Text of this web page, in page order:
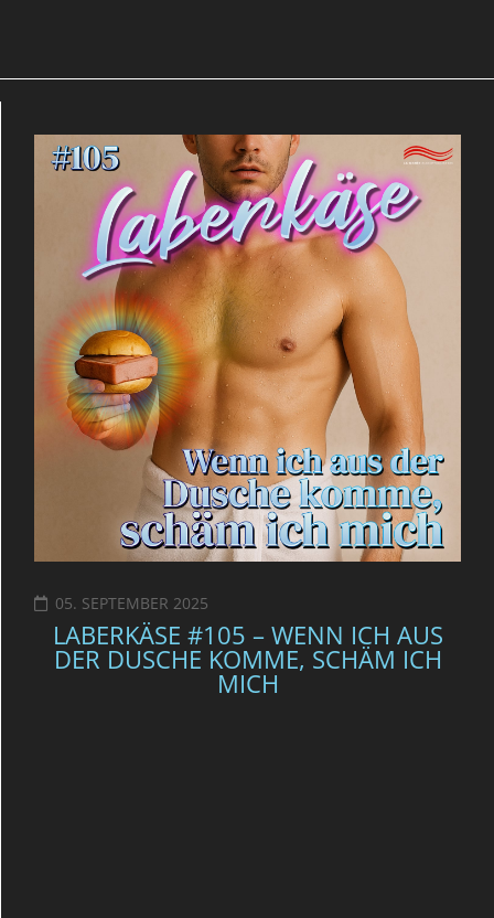
05. SEPTEMBER 2025
LABERKÄSE #105 – WENN ICH AUS
DER DUSCHE KOMME, SCHÄM ICH
MICH